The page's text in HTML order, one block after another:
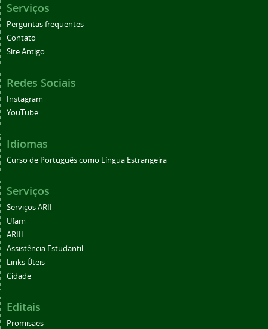
Serviços
Perguntas frequentes
Contato
Site Antigo
Redes Sociais
Instagram
YouTube
Idiomas
Curso de Português como Língua Estrangeira
Serviços
Serviços ARII
Ufam
ARIII
Assistência Estudantil
Links Úteis
Cidade
Editais
Promisaes